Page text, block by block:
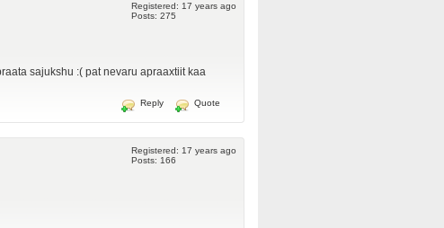
Registered: 17 years ago
Posts: 275
sajukshu :( pat nevaru apraaxtiit kaa
Reply Quote
Registered: 17 years ago
Posts: 166